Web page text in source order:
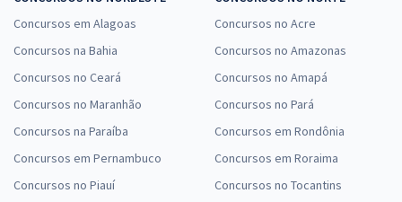
Concursos em Alagoas
Concursos na Bahia
Concursos no Ceará
Concursos no Maranhão
Concursos na Paraíba
Concursos em Pernambuco
Concursos no Piauí
Concursos no Acre
Concursos no Amazonas
Concursos no Amapá
Concursos no Pará
Concursos em Rondônia
Concursos em Roraima
Concursos no Tocantins